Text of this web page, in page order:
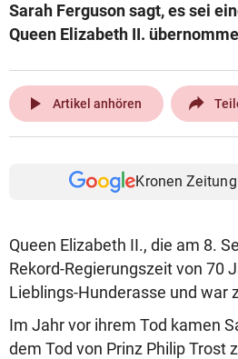
Sarah Ferguson sagt, es sei
Queen Elizabeth II.
play_arrow Artikel anhören
Kronen
Queen Elizabeth II., die am 8.
Rekord-Regierungszeit von 70
Lieblings-Hunderasse und war
Im Jahr vor ihrem Tod kamen
dem Tod von Prinz Philip Trost